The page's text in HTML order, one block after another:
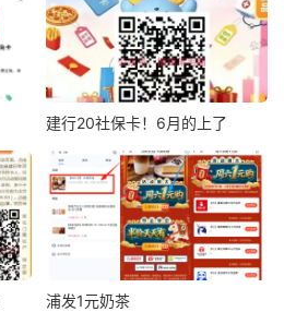
建行20社保卡！6月的上了
浦发1元奶茶